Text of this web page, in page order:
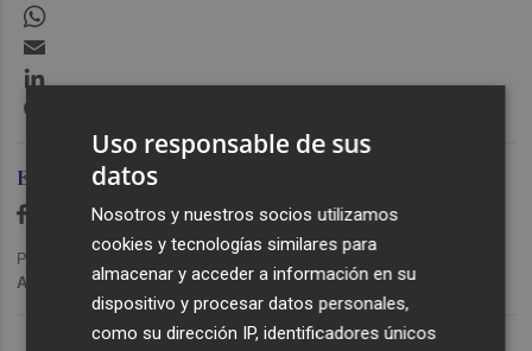
Lo Más Escuchado
Ediciones Plaza
Publicado: 12/01/2021 ·
Actualizado: 29/01/2024 · 11:17
Uso responsable de sus
datos
Nosotros y nuestros socios utilizamos
cookies y tecnologías similares para
almacenar y acceder a información en su
dispositivo y procesar datos personales,
como su dirección IP, identificadores únicos